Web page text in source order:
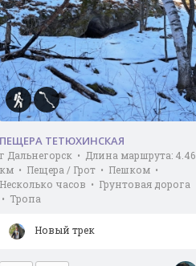
ПЕЩЕРА ТЕТЮХИНСКАЯ
г Дальнегорск • Длина маршрута: 4.46
км • Пещера / Грот • Пешком •
Несколько часов • Грунтовая дорога
• Тропа
Новый трек